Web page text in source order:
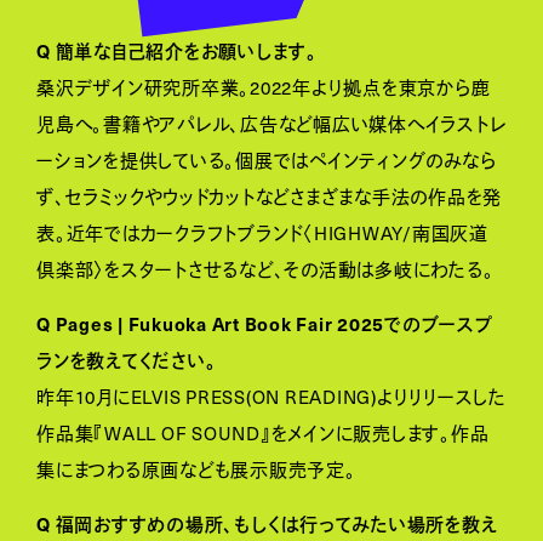
Q 簡単な自己紹介をお願いします。
桑沢デザイン研究所卒業。2022年より拠点を東京から鹿
児島へ。書籍やアパレル、広告など幅広い媒体へイラストレ
ーションを提供している。個展ではペインティングのみなら
ず、セラミックやウッドカットなどさまざまな手法の作品を発
表。近年ではカークラフトブランド〈HIGHWAY/南国灰道
倶楽部〉をスタートさせるなど、その活動は多岐にわたる。
Q Pages | Fukuoka Art Book Fair 2025でのブースプ
ランを教えてください。
昨年10月にELVIS PRESS(ON READING)よりリリースした
作品集『WALL OF SOUND』をメインに販売します。作品
集にまつわる原画なども展示販売予定。
Q 福岡おすすめの場所、もしくは行ってみたい場所を教え